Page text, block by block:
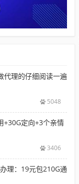
代理的仔细阅读一遍
5048
+30G定向+3个亲情
3406
理：19元包210G通